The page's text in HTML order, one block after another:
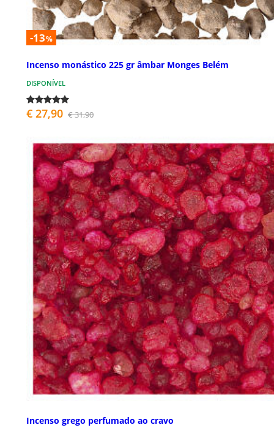
-13%
Incenso monástico 225 gr âmbar Monges Belém
DISPONÍVEL
€ 27,90 € 31,90
Incenso grego perfumado ao cravo